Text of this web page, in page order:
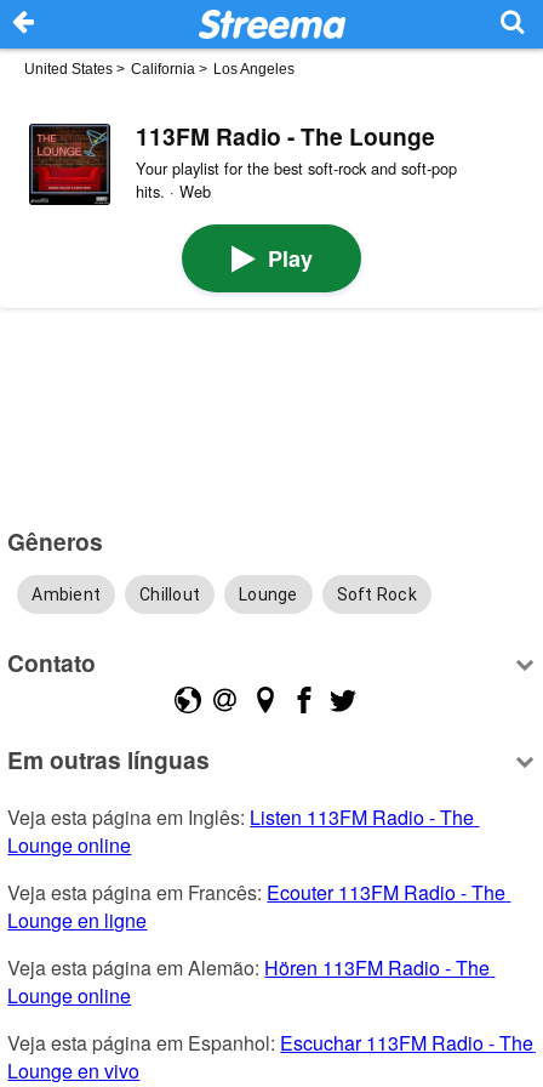
United States > California > Los Angeles
113FM Radio - The Lounge
Your playlist for the best soft-rock and soft-pop
hits. · Web
Play
Gêneros
Ambient Chillout Lounge Soft Rock
Contato
Em outras línguas
Veja esta página em Inglês: Listen 113FM Radio - The
Lounge online
Veja esta página em Francês: Ecouter 113FM Radio - The
Lounge en ligne
Veja esta página em Alemão: Hören 113FM Radio - The
Lounge online
Veja esta página em Espanhol: Escuchar 113FM Radio - The
Lounge en vivo